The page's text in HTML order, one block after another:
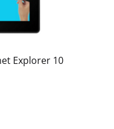
Explorer 10